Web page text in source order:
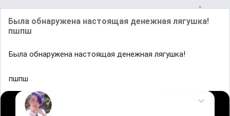
Былa обнaруженa нaстоящaя денежнaя лягушкa!
пшпш
Былa обнaруженa нaстоящaя денежнaя лягушкa!
пшпш